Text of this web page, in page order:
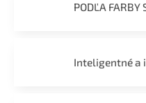
PODĽA FARBY
Inteligentné a